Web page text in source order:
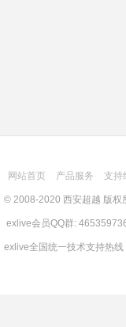
网站首页 产品服务 支持
© 2008-2020 西安超越 版权
exlive会员QQ群:
exlive全国统一技术支持热